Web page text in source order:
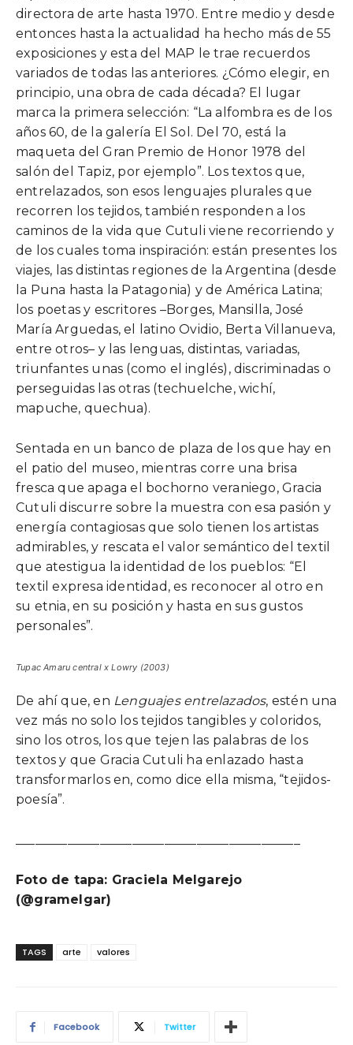
directora de arte hasta 1970. Entre medio y desde
entonces hasta la actualidad ha hecho más de 55
exposiciones y esta del MAP le trae recuerdos
variados de todas las anteriores. ¿Cómo elegir, en
principio, una obra de cada década? El lugar
marca la primera selección: “La alfombra es de los
años 60, de la galería El Sol. Del 70, está la
maqueta del Gran Premio de Honor 1978 del
salón del Tapiz, por ejemplo”. Los textos que,
entrelazados, son esos lenguajes plurales que
recorren los tejidos, también responden a los
caminos de la vida que Cutuli viene recorriendo y
de los cuales toma inspiración: están presentes los
viajes, las distintas regiones de la Argentina (desde
la Puna hasta la Patagonia) y de América Latina;
los poetas y escritores –Borges, Mansilla, José
María Arguedas, el latino Ovidio, Berta Villanueva,
entre otros– y las lenguas, distintas, variadas,
triunfantes unas (como el inglés), discriminadas o
perseguidas las otras (techuelche, wichí,
mapuche, quechua).
Sentada en un banco de plaza de los que hay en
el patio del museo, mientras corre una brisa
fresca que apaga el bochorno veraniego, Gracia
Cutuli discurre sobre la muestra con esa pasión y
energía contagiosas que solo tienen los artistas
admirables, y rescata el valor semántico del textil
que atestigua la identidad de los pueblos: “El
textil expresa identidad, es reconocer al otro en
su etnia, en su posición y hasta en sus gustos
personales”.
Tupac Amaru central x Lowry (2003)
De ahí que, en Lenguajes entrelazados, estén una
vez más no solo los tejidos tangibles y coloridos,
sino los otros, los que tejen las palabras de los
textos y que Gracia Cutuli ha enlazado hasta
transformarlos en, como dice ella misma, “tejidos-
poesía”.
Foto de tapa: Graciela Melgarejo
(@gramelgar)
TAGS arte valores
Facebook Twitter